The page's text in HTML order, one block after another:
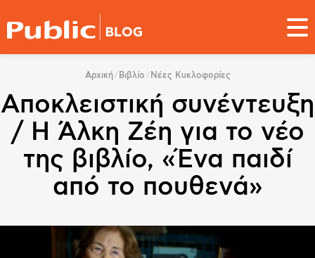
προς
το
κυρίως
are
here
Αρχική Βιβλίο Νέες Κυκλοφορίες
Αποκλειστική συνέντευξη
/ Η Άλκη Ζέη για το νέο
της βιβλίο, «Ένα παιδί
από το πουθενά»